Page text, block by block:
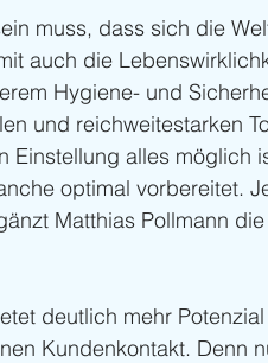
muss, dass sich die
auch die
Hygiene- und
und reichweitestarken
Einstellung alles möglich
optimal vorbereitet.
Matthias Pollmann
deutlich mehr
Kundenkontakt. Denn